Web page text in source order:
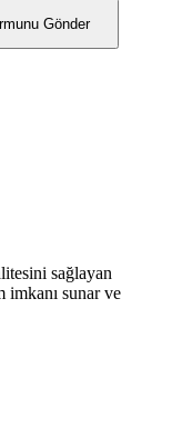
Gönder
sağlayan
imkanı sunar ve